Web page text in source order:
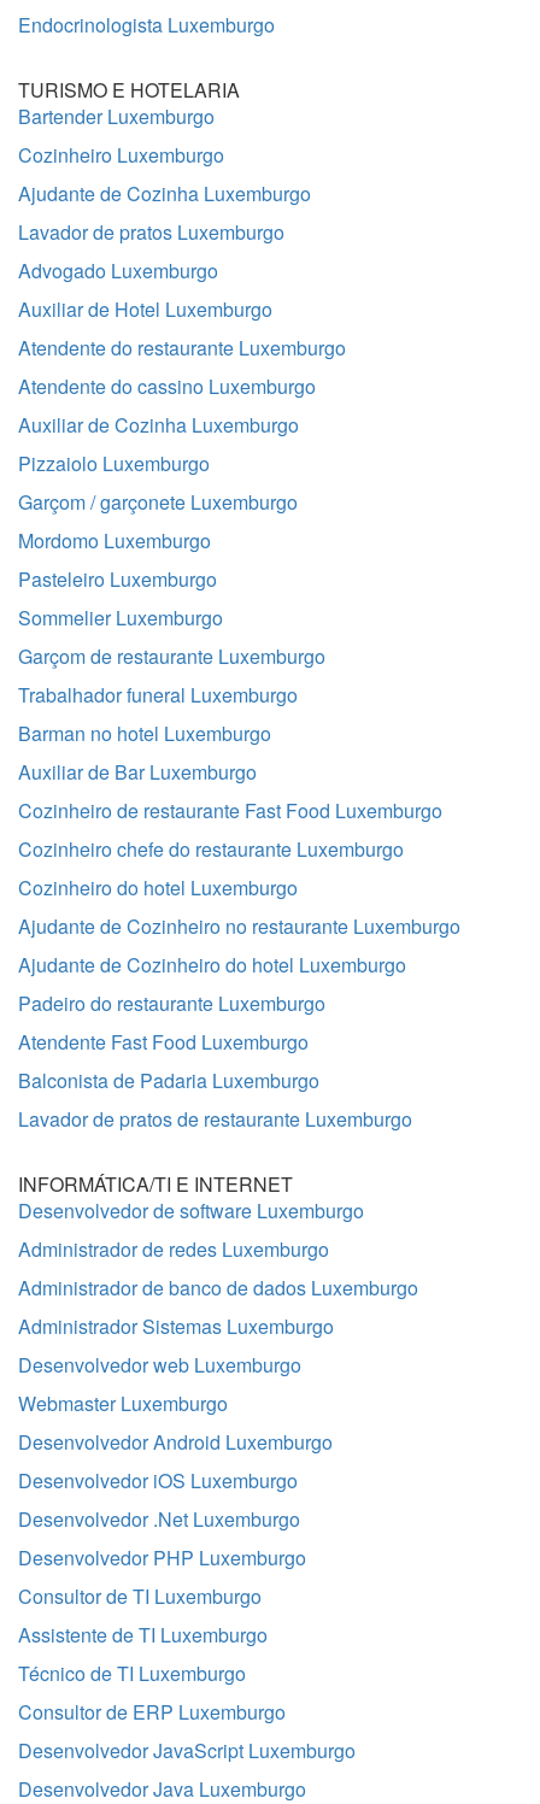
Endocrinologista Luxemburgo
TURISMO E HOTELARIA
Bartender Luxemburgo
Cozinheiro Luxemburgo
Ajudante de Cozinha Luxemburgo
Lavador de pratos Luxemburgo
Advogado Luxemburgo
Auxiliar de Hotel Luxemburgo
Atendente do restaurante Luxemburgo
Atendente do cassino Luxemburgo
Auxiliar de Cozinha Luxemburgo
Pizzaiolo Luxemburgo
Garçom / garçonete Luxemburgo
Mordomo Luxemburgo
Pasteleiro Luxemburgo
Sommelier Luxemburgo
Garçom de restaurante Luxemburgo
Trabalhador funeral Luxemburgo
Barman no hotel Luxemburgo
Auxiliar de Bar Luxemburgo
Cozinheiro de restaurante Fast Food Luxemburgo
Cozinheiro chefe do restaurante Luxemburgo
Cozinheiro do hotel Luxemburgo
Ajudante de Cozinheiro no restaurante Luxemburgo
Ajudante de Cozinheiro do hotel Luxemburgo
Padeiro do restaurante Luxemburgo
Atendente Fast Food Luxemburgo
Balconista de Padaria Luxemburgo
Lavador de pratos de restaurante Luxemburgo
INFORMÁTICA/TI E INTERNET
Desenvolvedor de software Luxemburgo
Administrador de redes Luxemburgo
Administrador de banco de dados Luxemburgo
Administrador Sistemas Luxemburgo
Desenvolvedor web Luxemburgo
Webmaster Luxemburgo
Desenvolvedor Android Luxemburgo
Desenvolvedor iOS Luxemburgo
Desenvolvedor .Net Luxemburgo
Desenvolvedor PHP Luxemburgo
Consultor de TI Luxemburgo
Assistente de TI Luxemburgo
Técnico de TI Luxemburgo
Consultor de ERP Luxemburgo
Desenvolvedor JavaScript Luxemburgo
Desenvolvedor Java Luxemburgo